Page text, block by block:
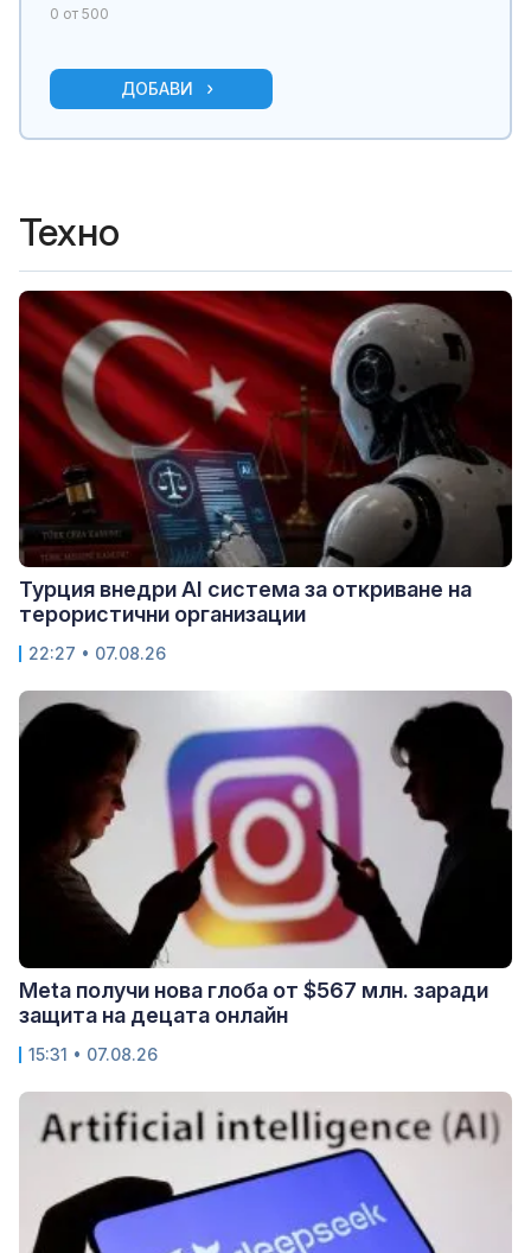
0 от 500
ДОБАВИ
Техно
Турция внедри AI система за откриване на
терористични организации
22:27 • 07.08.26
Meta получи нова глоба от $567 млн. заради
защита на децата онлайн
15:31 • 07.08.26